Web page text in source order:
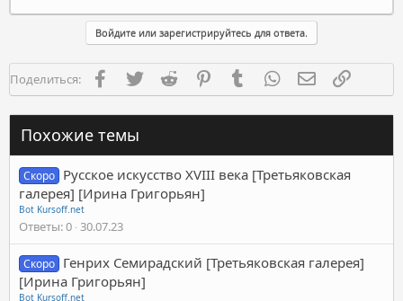
Войдите или зарегистрируйтесь для ответа.
Поделиться: FacebookTwitter Reddit PinterestTumblr WhatsAppЭлектронная
Похожие темы
Скоро Русское искусство XVIII века [Третьяковская
галерея] [Ирина Григорьян]
Bot Kursoff.net
Ответы 0 30.07.23
Скоро Генрих Семирадский [Третьяковская галерея]
[Ирина Григорьян]
Bot Kursoff.net